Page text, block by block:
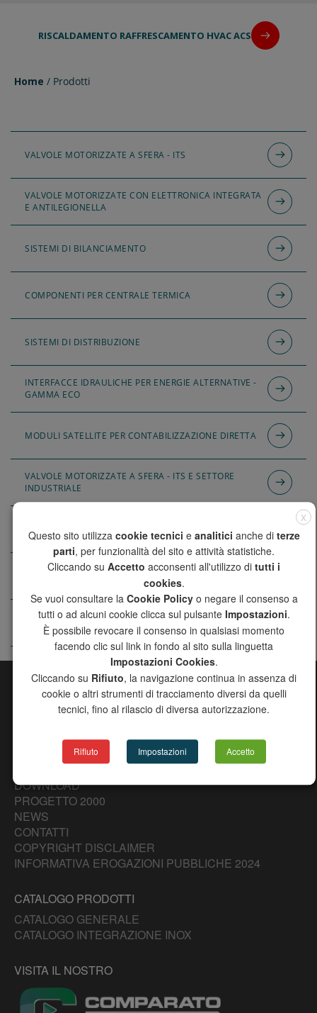
RISCALDAMENTO RAFFRESCAMENTO HVAC ACS
Home / Prodotti
VALVOLE MOTORIZZATE A SFERA - ITS
VALVOLE MOTORIZZATE CON ELETTRONICA INTEGRATA
E ANTILEGIONELLA
SISTEMI DI BILANCIAMENTO
COMPONENTI PER CENTRALE TERMICA
SISTEMI DI DISTRIBUZIONE
INTERFACCE IDRAULICHE PER ENERGIE ALTERNATIVE -
GAMMA ECO
MODULI SATELLITE PER CONTABILIZZAZIONE DIRETTA
VALVOLE MOTORIZZATE A SFERA - ITS E SETTORE
INDUSTRIALE
SETTORE ENOLOGICO
VALVOLE PNEUMATICHE
MAPPA DEL SITO
AZIENDA
RICERCA AGENTI
DOWNLOAD
PROGETTO 2000
NEWS
CONTATTI
COPYRIGHT DISCLAIMER
INFORMATIVA EROGAZIONI PUBBLICHE 2024
CATALOGO PRODOTTI
CATALOGO GENERALE
CATALOGO INTEGRAZIONE INOX
VISITA IL NOSTRO
X
Questo sito utilizza cookie tecnici e analitici anche di terze
parti, per funzionalità del sito e attività statistiche.
Cliccando su Accetto acconsenti all'utilizzo di tutti i
cookies.
Se vuoi consultare la Cookie Policyo negare il consenso a
tutti o ad alcuni cookie clicca sul pulsante Impostazioni.
È possibile revocare il consenso in qualsiasi momento
facendo clic sul link in fondo al sito sulla linguetta
Impostazioni Cookies.
Cliccando su Rifiuto, la navigazione continua in assenza di
cookie o altri strumenti di tracciamento diversi da quelli
tecnici, fino al rilascio di diversa autorizzazione.
Rifiuto Impostazioni Accetto